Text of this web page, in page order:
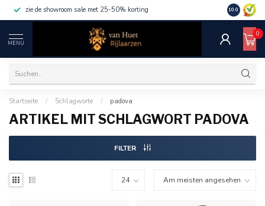
zie de showroom sale met 25-50% korting 10.0
MENU
0
Startseite / Schlagworte / padova
ARTIKEL MIT SCHLAGWORT PADOVA
FILTER